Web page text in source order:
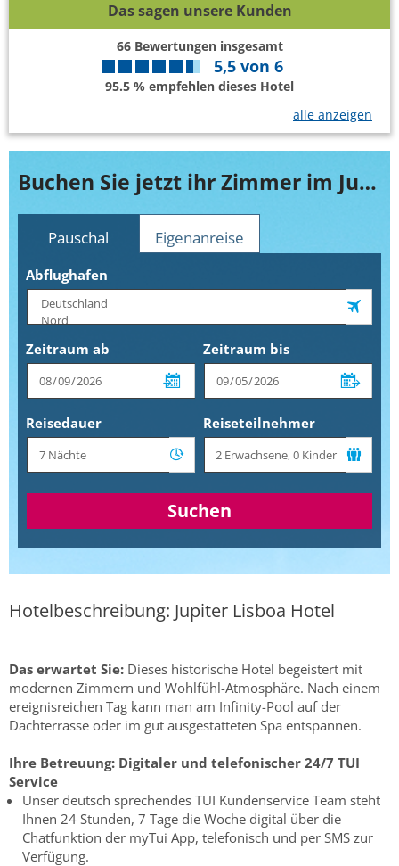
Das sagen unsere Kunden
66Bewertungen insgesamt
5,5 von 6
95.5 % empfehlen dieses Hotel
alle anzeigen
Buchen Sie jetzt ihr Zimmer im Jupiter Lisboa Hotel
Pauschal Eigenanreise
Abflughafen
Zeitraum ab Zeitraum bis
Reisedauer Reiseteilnehmer
Suchen
Hotelbeschreibung: Jupiter Lisboa Hotel
Das erwartet Sie: Dieses historische Hotel begeistert mit
modernen Zimmern und Wohlfühl-Atmosphäre. Nach einem
ereignisreichen Tag kann man am Infinity-Pool auf der
Dachterrasse oder im gut ausgestatteten Spa entspannen.
Ihre Betreuung: Digitaler und telefonischer 24/7 TUI
Service
Unser deutsch sprechendes TUI Kundenservice Team steht
Ihnen 24 Stunden, 7 Tage die Woche digital über die
Chatfunktion der myTui App, telefonisch und per SMS zur
Verfügung.